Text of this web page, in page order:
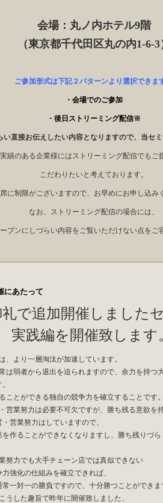
会場：丸ノ内ホテル9階
（東京都千代田区丸の内1-6-3
ご参加形式は下記２パターンより選択できま
・会場でのご参加
・後日ストリーミング配信※
直接お伝えしたい内容となりますので、当セ
実績のある企業様にはストリーミング配信でもご
こだわりたいと考えております。
に制限がございますので、お早めにお申し込み
なお、ストリーミング配信の場合には、
プンにしづらい内容をご覧いただけない点をご
ナーの開催にあた
で追加開催しました
実践編を開催致します
、より一層淘汰が加速しています。
は弱者から退出を迫られますので、余力を持つ
ことができる独自の競争力を確立することです。
営業努力は必要不可欠ですが、勝ち残る意欲を
営業努力はしていますので、
作ることができなくなりますし、勝ち残りづら
努力でも大手チェーン店では真似できない
強化の仕組みを確立できれば、
一対一の勝負ですので、十分勝つことができま
うした趣旨で昨年に開催致しました、